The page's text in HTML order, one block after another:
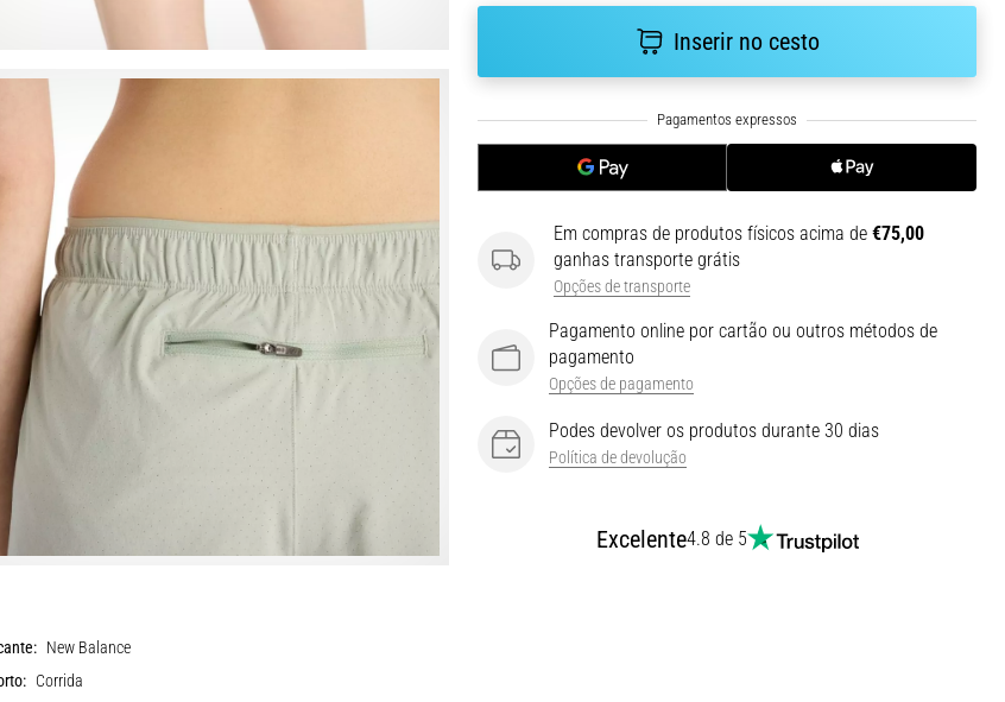
Inserir no cesto
Em compras de produtos físicos acima de €75,00
ganhas transporte grátis
Opções de transporte
Pagamento online por cartão ou outros métodos de
pagamento
Opções de pagamento
Podes devolver os produtos durante 30 dias
Política de devolução
Excelente4.8 de 5
New Balance
Corrida